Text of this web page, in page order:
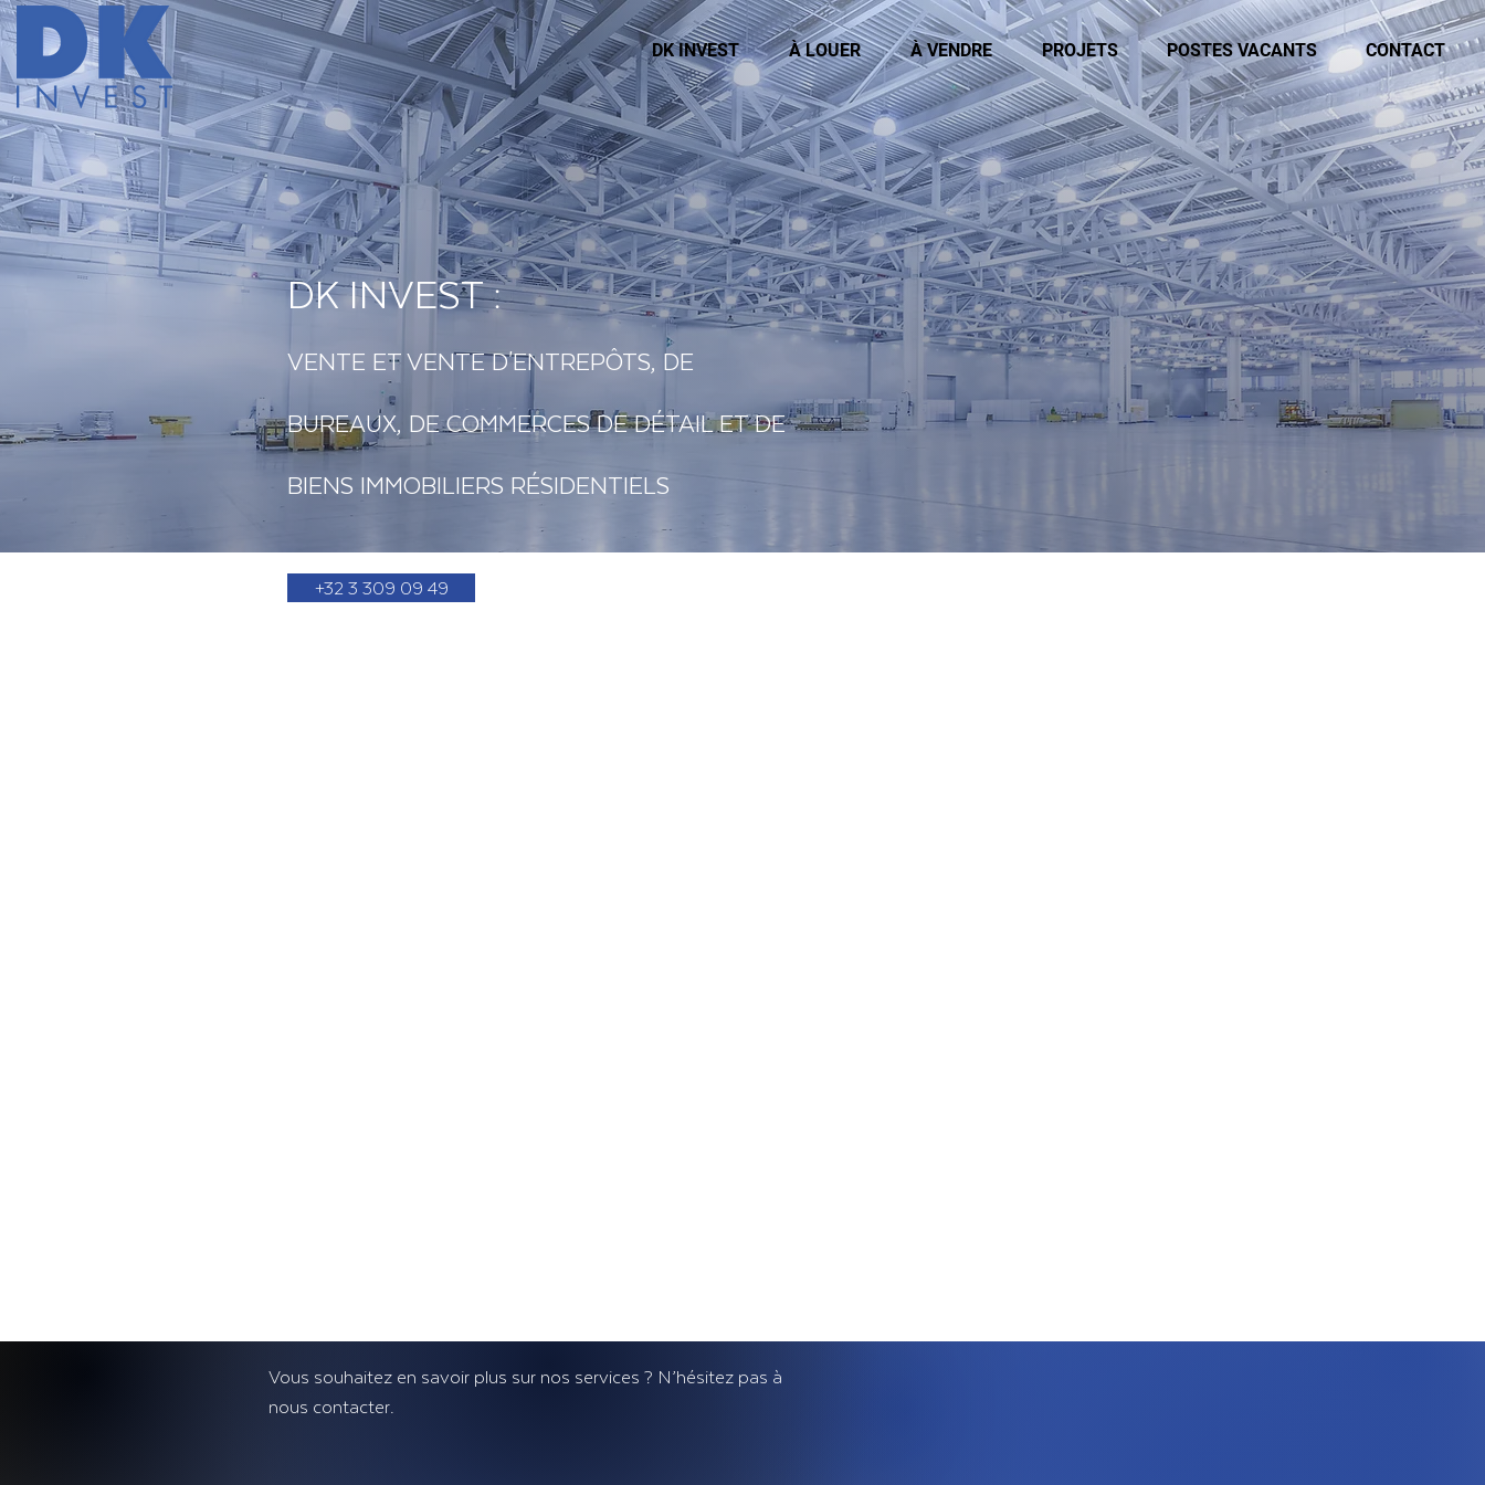
DK INVEST À LOUER À VENDRE PROJETS POSTES VACANTS CONTACT
DK INVEST :
VENTE ET VENTE D'ENTREPÔTS, DE
BUREAUX, DE COMMERCES DE DÉTAIL ET DE
BIENS IMMOBILIERS RÉSIDENTIELS
+32 3 309 09 49
IMMOBILIER ?
Vous souhaitez en savoir plus sur nos services ? N’hésitez pas à
nous contacter.